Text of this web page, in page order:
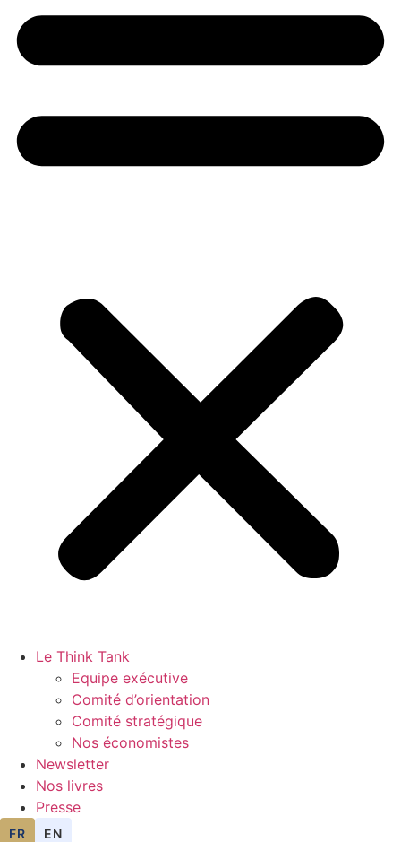
Le Think Tank
Equipe exécutive
Comité d’orientation
Comité stratégique
Nos économistes
Newsletter
Nos livres
Presse
FR EN